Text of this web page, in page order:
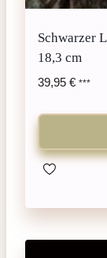
Schwarzer
18,3 cm
39,95 € ***